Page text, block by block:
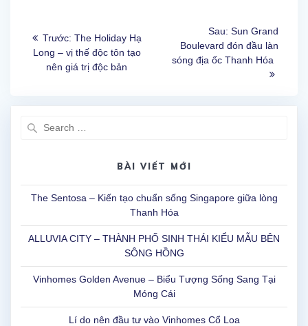
hướng
Trước: Bài
trước
The Holiday Hạ
Long – vị thế độc tôn tạo
nên giá trị độc bản
Sau: Bài
sau:
Sun Grand
Boulevard đón đầu làn
sóng địa ốc Thanh Hóa
BÀI VIẾT MỚI
The Sentosa – Kiến tạo chuẩn sống Singapore giữa lòng
Thanh Hóa
ALLUVIA CITY – THÀNH PHỐ SINH THÁI KIỂU MẪU BÊN
SÔNG HỒNG
Vinhomes Golden Avenue – Biểu Tượng Sống Sang Tại
Móng Cái
Lí do nên đầu tư vào Vinhomes Cổ Loa